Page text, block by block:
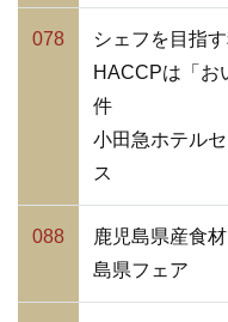
078
シェフを目指
HACCPは「お
件
小田急ホテル
ス
088
鹿児島県産食
島県フェア